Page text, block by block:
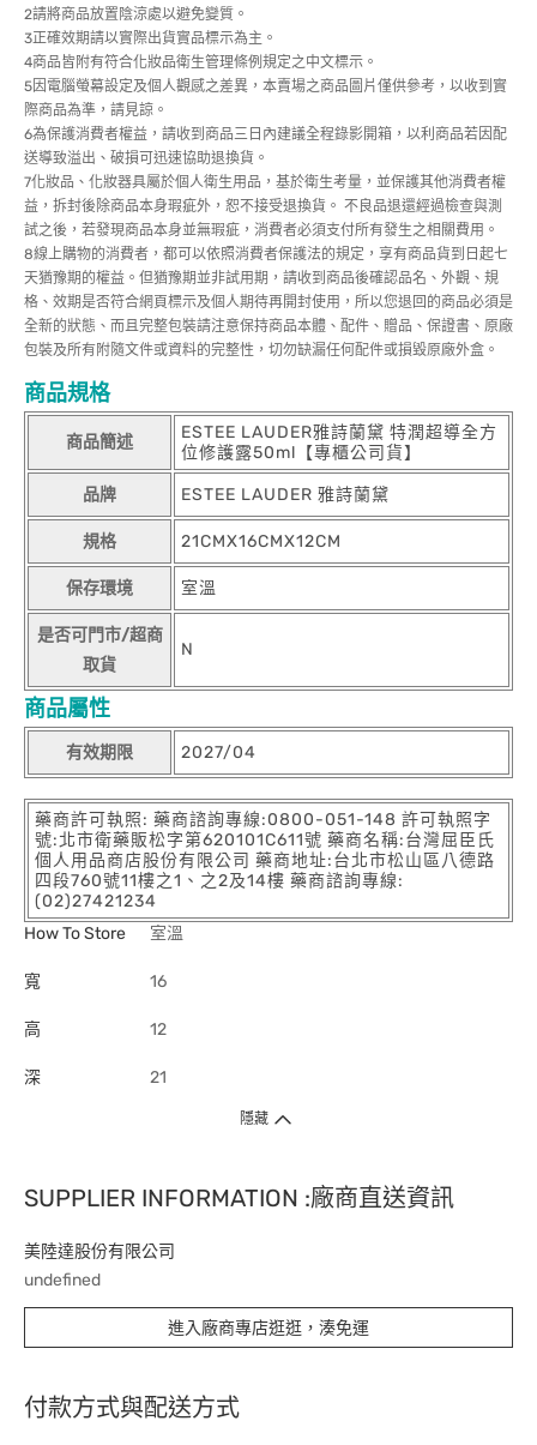
2請將商品放置陰涼處以避免變質。
3正確效期請以實際出貨實品標示為主。
4商品皆附有符合化妝品衛生管理條例規定之中文標示。
5因電腦螢幕設定及個人觀感之差異，本賣場之商品圖片僅供參考，以收到實
際商品為準，請見諒。
6為保護消費者權益，請收到商品三日內建議全程錄影開箱，以利商品若因配
送導致溢出、破損可迅速協助退換貨。
7化妝品、化妝器具屬於個人衛生用品，基於衛生考量，並保護其他消費者權
益，拆封後除商品本身瑕疵外，恕不接受退換貨。 不良品退還經過檢查與測
試之後，若發現商品本身並無瑕疵，消費者必須支付所有發生之相關費用。
8線上購物的消費者，都可以依照消費者保護法的規定，享有商品貨到日起七
天猶豫期的權益。但猶豫期並非試用期，請收到商品後確認品名、外觀、規
格、效期是否符合網頁標示及個人期待再開封使用，所以您退回的商品必須是
全新的狀態、而且完整包裝請注意保持商品本體、配件、贈品、保證書、原廠
包裝及所有附隨文件或資料的完整性，切勿缺漏任何配件或損毀原廠外盒。
商品規格
商品簡述
ESTEE LAUDER雅詩蘭黛 特潤超導全方
位修護露50ml【專櫃公司貨】
品牌 ESTEE LAUDER 雅詩蘭黛
規格 21CMX16CMX12CM
保存環境 室溫
是否可門市/超商
取貨
N
商品屬性
有效期限 2027/04
藥商許可執照: 藥商諮詢專線:0800-051-148 許可執照字
號:北市衛藥販松字第620101C611號 藥商名稱:台灣屈臣氏
個人用品商店股份有限公司 藥商地址:台北市松山區八德路
四段760號11樓之1、之2及14樓 藥商諮詢專線:
(02)27421234
How To Store
室溫
寬 16
高 12
深 21
隱藏
SUPPLIER INFORMATION :廠商直送資訊
美陸達股份有限公司
undefined
進入廠商專店逛逛，湊免運
付款方式與配送方式